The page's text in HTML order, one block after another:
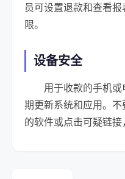
员可设置退款和查看
限。
设备安全
用于收款的手机
期更新系统和应用。
的软件或点击可疑链接